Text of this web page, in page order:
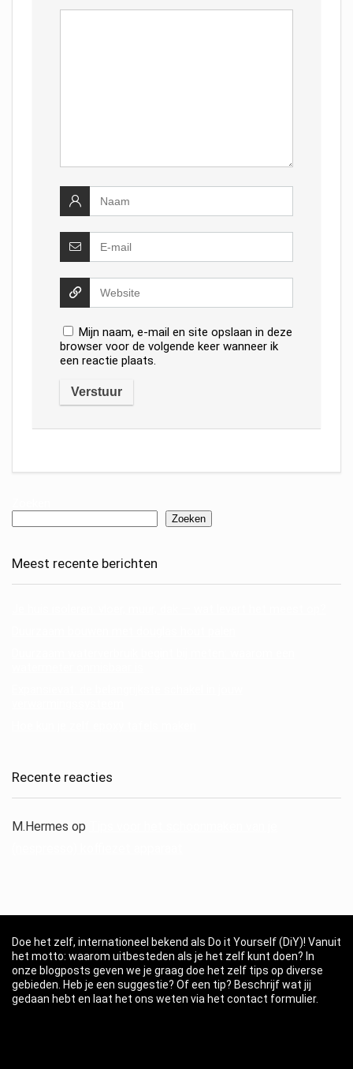
Mijn naam, e-mail en site opslaan in deze
browser voor de volgende keer wanneer ik
een reactie plaats.
Zoeken
Meest recente berichten
Recente reacties
M.Hermes op
Doe het zelf, internationeel bekend als Do it Yourself (DiY)! Vanuit
het motto: waarom uitbesteden als je het zelf kunt doen? In
onze blogposts geven we je graag doe het zelf tips op diverse
gebieden. Heb je een suggestie? Of een tip? Beschrijf wat jij
gedaan hebt en laat het ons weten via het contact formulier.